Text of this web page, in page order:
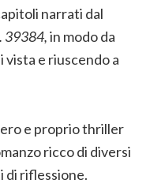
narrati dal
39384,in modo da
vista e riuscendo a
e proprio thriller
ricco di diversi
di riflessione.